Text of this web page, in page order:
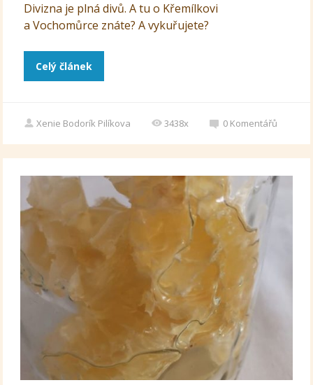
Divizna je plná divů. A tu o Křemílkovi
a Vochomůrce znáte? A vykuřujete?
Celý článek
Xenie Bodorík Pilíkova 3438x 0 Komentářů